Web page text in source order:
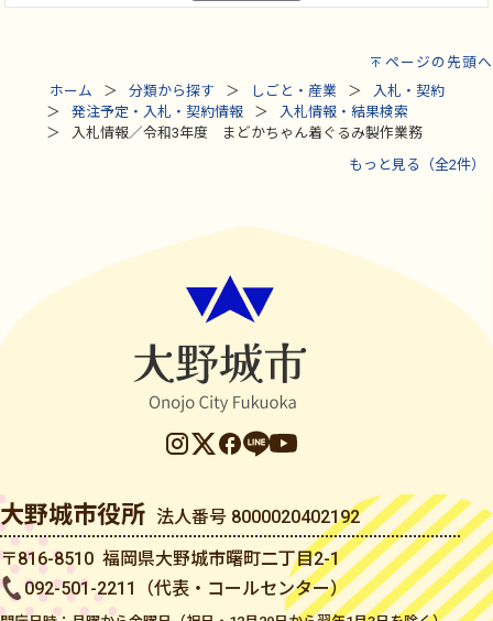
ページの先頭へ
ホーム
分類から探す しごと・産業
入札・契約
発注予定・入札・契約情報
入札情報・結果検索
入札情報／令和3年度 まどかちゃん着ぐるみ製作業務
もっと見る（全2件）
大野城市役所 法人番号 8000020402192
〒816-8510 福岡県大野城市曙町二丁目2-1
092-501-2211（代表・コールセンター）